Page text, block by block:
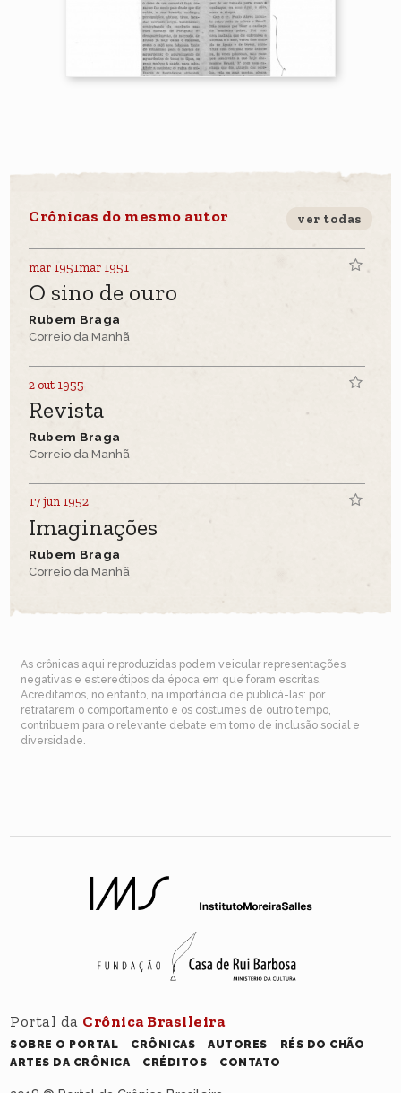
Crônicas do mesmo autor ver todas
mar 1951mar 1951
O sino de ouro
Rubem Braga
Correio da Manhã
2 out 1955
Revista
Rubem Braga
Correio da Manhã
17 jun 1952
Imaginações
Rubem Braga
Correio da Manhã
As crônicas aqui reproduzidas podem veicular representações
negativas e estereótipos da época em que foram escritas.
Acreditamos, no entanto, na importância de publicá-las: por
retratarem o comportamento e os costumes de outro tempo,
contribuem para o relevante debate em torno de inclusão social e
diversidade.
Portal da Crônica Brasileira
SOBRE O PORTAL CRÔNICAS AUTORES
RÉS DO CHÃO
ARTES DA CRÔNICA
CRÉDITOS CONTATO